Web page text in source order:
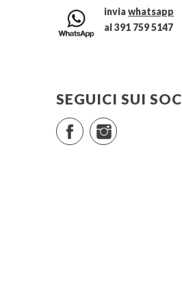
inviawhatsapp
al 391 759 5147
SEGUICI SUI
FacebookInstagram